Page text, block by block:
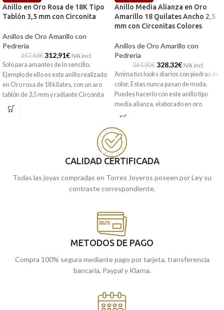
Anillo en Oro Rosa de 18K Tipo
Tablón 3,5 mm con Circonita
Anillos de Oro Amarillo con
Pedrería
347,68€ 312,91€ IVA incl.
Solo para amantes de lo sencillo.
Ejemplo de ello es este anillo realizado
en Oro rosa de 18 kilates, con un aro
tablón de 3,5 mm y radiante Circonita
central que te hará brillar.
tiendas de Málaga, o si lo prefiere
encargarla online y te la enviamos a
Anillo Media Alianza en Oro
Amarillo 18 Quilates Ancho 2,5
mm con Circonitas Colores
Anillos de Oro Amarillo con
Pedrería
364,80€ 328,32€ IVA incl.
Anima tus looks diarios con piedras de
color. Estas nunca pasan de moda.
Puedes hacerlo con este anillo tipo
media alianza, elaborado en oro
amarillo de 18 quilates y coloridas
que no pasaras desapercibida.
Puedes encontrarlo en nuestras
tiendas de Málaga y Melilla, o si lo
casa.
CALIDAD CERTIFICADA
Todas las joyas compradas en Torres Joyeros poseen por Ley su
contraste correspondiente.
METODOS DE PAGO
Compra 100% segura mediante pago por tarjeta, transferencia
bancaria, Paypal y Klarna.